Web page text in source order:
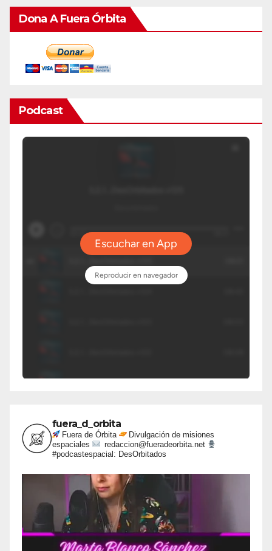
Dona A Fuera Órbita
Podcast
fuera_d_orbita
Fuera de Órbita
Divulgación de misiones
espaciales
redaccion@fueradeorbita.net
#podcastespacial: DesOrbitados